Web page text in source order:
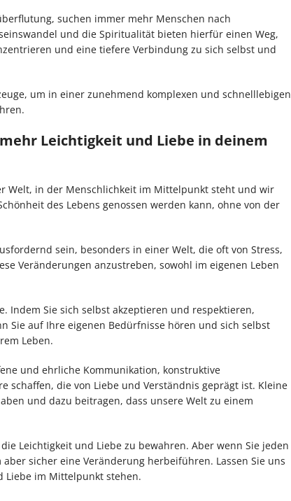
suchen immer mehr Menschen nach
und die Spiritualität bieten hierfür einen Weg,
und eine tiefere Verbindung zu sich selbst und
um in einer zunehmend komplexen und schnelllebigen
Leichtigkeit und Liebe in deinem
Welt, in der Menschlichkeit im Mittelpunkt steht und wir
des Lebens genossen werden kann, ohne von der
sein, besonders in einer Welt, die oft von Stress,
Veränderungen anzustreben, sowohl im eigenen Leben
Indem Sie sich selbst akzeptieren und respektieren,
Sie auf Ihre eigenen Bedürfnisse hören und sich selbst
Leben.
und ehrliche Kommunikation, konstruktive
schaffen, die von Liebe und Verständnis geprägt ist. Kleine
und dazu beitragen, dass unsere Welt zu einem
Leichtigkeit und Liebe zu bewahren. Aber wenn Sie jeden
sicher eine Veränderung herbeiführen. Lassen Sie uns
Liebe im Mittelpunkt stehen.